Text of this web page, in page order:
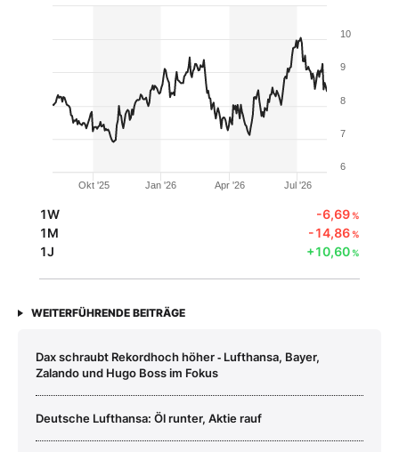
Okt '25 Jan '26 Apr '26 Jul '26
6
7
8
9
10
1W -6,69%
1M -14,86%
1J +10,60%
WEITERFÜHRENDE BEITRÄGE
Dax schraubt Rekordhoch höher ‑ Lufthansa, Bayer,
Zalando und Hugo Boss im Fokus
Deutsche Lufthansa: Öl runter, Aktie rauf